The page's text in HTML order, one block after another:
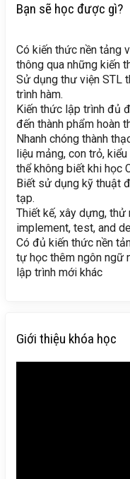
Bạn sẽ học được gì?
Có kiến thức nền tảng
thông qua những kiến
Sử dụng thư viện STL
trình hàm.
Kiến thức lập trình đủ
đến thành phẩm hoàn
Nhanh chóng thành
liệu mảng, con trỏ,
thể không biết khi học
Biết sử dụng kỹ thuật
tạp.
Thiết kế, xây dựng,
implement, test, and
Có đủ kiến thức nền
tự học thêm ngôn ngữ
lập trình mới khác
Giới thiệu khóa học